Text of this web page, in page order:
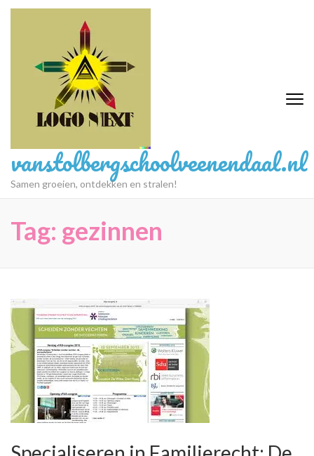
Ga
vanstolbergschoolveenendaal.nl
Samen groeien, ontdekken en stralen!
Tag: gezinnen